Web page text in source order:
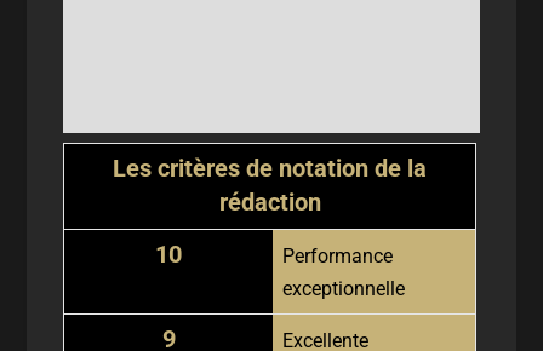
Les critères de notation de la
rédaction
10
Performance
exceptionnelle
9
Excellente